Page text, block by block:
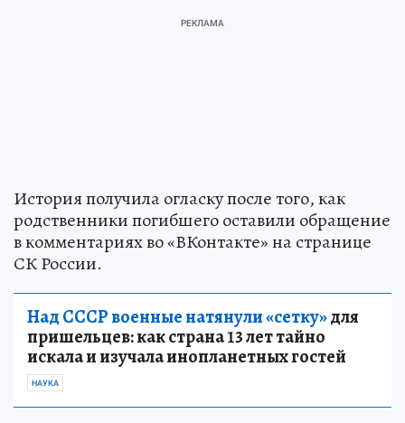
История получила огласку после того, как
родственники погибшего оставили обращение
в комментариях во «ВКонтакте» на странице
СК России.
Над СССР военные натянули «сетку»для
пришельцев: как страна 13 лет тайно
искала и изучала инопланетных гостей
НАУКА